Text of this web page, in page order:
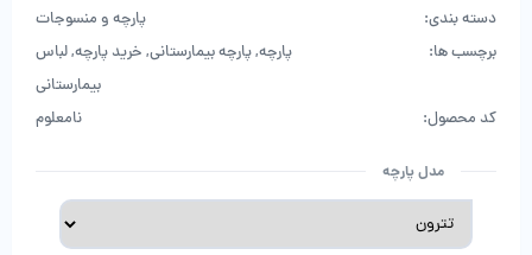
دسته بندی:
پارچه و منسوجات
برچسب ها:
پارچه,پارچه بیمارستانی, خرید پارچه,لباس
بیمارستانی
کد محصول:
نامعلوم
مدل پارچه